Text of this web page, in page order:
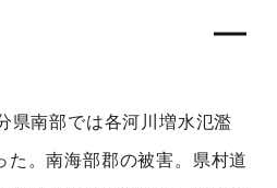
県南部では各河川増水氾濫
た。南海部郡の被害。県村道